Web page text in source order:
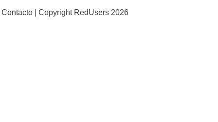
Contacto | Copyright RedUsers 2026